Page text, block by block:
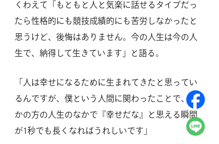
くわえて「もともと人と気楽に話せるタイプだっ
たら性格的にも競技成績的にも苦労しなかったと
思うけど、後悔はありません。今の人生は今の人
生で、納得して生きています」と語る。
「人は幸せになるために生まれてきたと思ってい
るんですが、僕という人間に関わったことで、ほ
かの方の人生のなかで『幸せだな』と思える瞬間
が1秒でも長くなればうれしいです」